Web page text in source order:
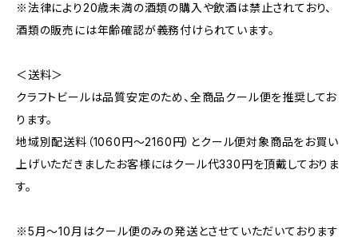
※法律により20歳未満の酒類の購入や飲酒は禁止されており、
酒類の販売には年齢確認が義務付けられています。
＜送料＞
クラフトビールは品質安定のため、全商品クール便を推奨してお
ります。
地域別配送料（1060円～2160円）とクール便対象商品をお買い
上げいただきましたお客様にはクール代330円を頂戴しておりま
す。
※5月～10月はクール便のみの発送とさせていただいております